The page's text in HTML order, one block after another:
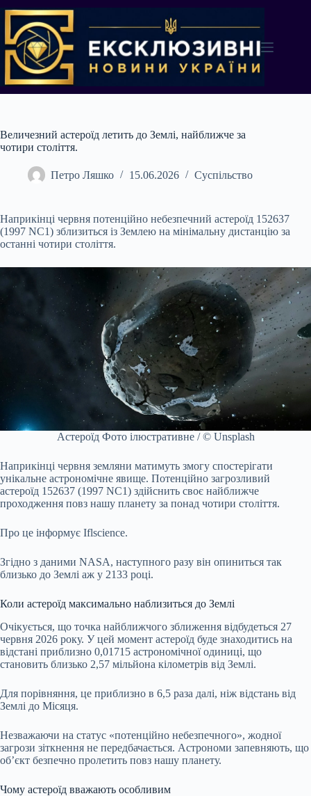
до
вмісту
Величезний астероїд летить до Землі, найближче за
чотири століття.
Петро Ляшко 15.06.2026 Суспільство
Наприкінці червня потенційно небезпечний астероїд 152637
(1997 NC1) зблизиться із Землею на мінімальну дистанцію за
останні чотири століття.
Астероїд Фото ілюстративне / © Unsplash
Наприкінці червня земляни матимуть змогу спостерігати
унікальне астрономічне явище. Потенційно загрозливий
астероїд 152637 (1997 NC1) здійснить своє найближче
проходження повз нашу планету за понад чотири століття.
Про це інформує Іflscience.
Згідно з даними NASA, наступного разу він опиниться так
близько до Землі аж у 2133 році.
Коли астероїд максимально наблизиться до Землі
Очікується, що точка найближчого зближення відбудеться 27
червня 2026 року. У цей момент астероїд буде знаходитись на
відстані приблизно 0,01715 астрономічної одиниці, що
становить близько 2,57 мільйона кілометрів від Землі.
Для порівняння, це приблизно в 6,5 раза далі, ніж відстань від
Землі до Місяця.
Незважаючи на статус «потенційно небезпечного», жодної
загрози зіткнення не передбачається. Астрономи запевняють, що
об’єкт безпечно пролетить повз нашу планету.
Чому астероїд вважають особливим